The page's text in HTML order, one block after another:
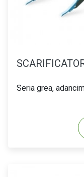
Seria grea,